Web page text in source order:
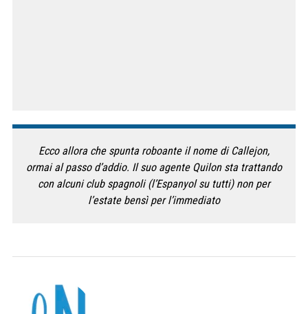
Ecco allora che spunta roboante il nome di Callejon,
ormai al passo d’addio. Il suo agente Quilon sta trattando
con alcuni club spagnoli (l’Espanyol su tutti) non per
l’estate bensì per l’immediato